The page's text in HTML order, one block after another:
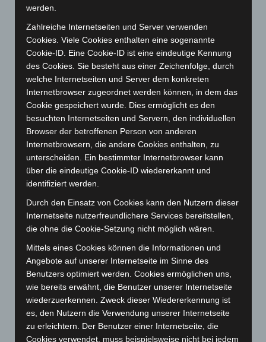
Februar 2024
Januar 2024 (111)
Dezember 2023 (130)
November 2023(130)
Oktober 2023(114)
(133)
August 2023 (134)
Juli 2023(118)
Juni 2023 (142)
Mai 2023(139)
April 2023(155)
März 2023(174)
Februar 2023
(154)
Dezember 2022(130)
November 2022(167)
Oktober 2022
September 2022(205)
August 2022(166)
werden.
Zahlreiche Internetseiten und Server verwenden
Cookies. Viele Cookies enthalten eine sogenannte
Cookie-ID. Eine Cookie-ID ist eine eindeutige Kennung
des Cookies. Sie besteht aus einer Zeichenfolge, durch
welche Internetseiten und Server dem konkreten
Internetbrowser zugeordnet werden können, in dem das
Cookie gespeichert wurde. Dies ermöglicht es den
besuchten Internetseiten und Servern, den individuellen
Browser der betroffenen Person von anderen
Internetbrowsern, die andere Cookies enthalten, zu
unterscheiden. Ein bestimmter Internetbrowser kann
über die eindeutige Cookie-ID wiedererkannt und
identifiziert werden.
Durch den Einsatz von Cookies kann den Nutzern dieser
Internetseite nutzerfreundlichere Services bereitstellen,
die ohne die Cookie-Setzung nicht möglich wären.
Mittels eines Cookies können die Informationen und
Angebote auf unserer Internetseite im Sinne des
Benutzers optimiert werden. Cookies ermöglichen uns,
wie bereits erwähnt, die Benutzer unserer Internetseite
wiederzuerkennen. Zweck dieser Wiedererkennung ist
es, den Nutzern die Verwendung unserer Internetseite
zu erleichtern. Der Benutzer einer Internetseite, die
Cookies verwendet, muss beispielsweise nicht bei jedem